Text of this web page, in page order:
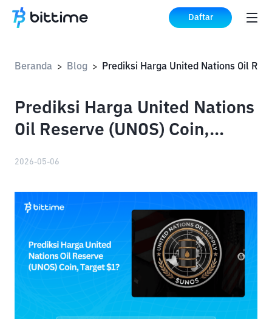
Daftar
Beranda > Blog >
Prediksi Harga United Nations
Oil Reserve (UNOS) Coin,
2026-05-06